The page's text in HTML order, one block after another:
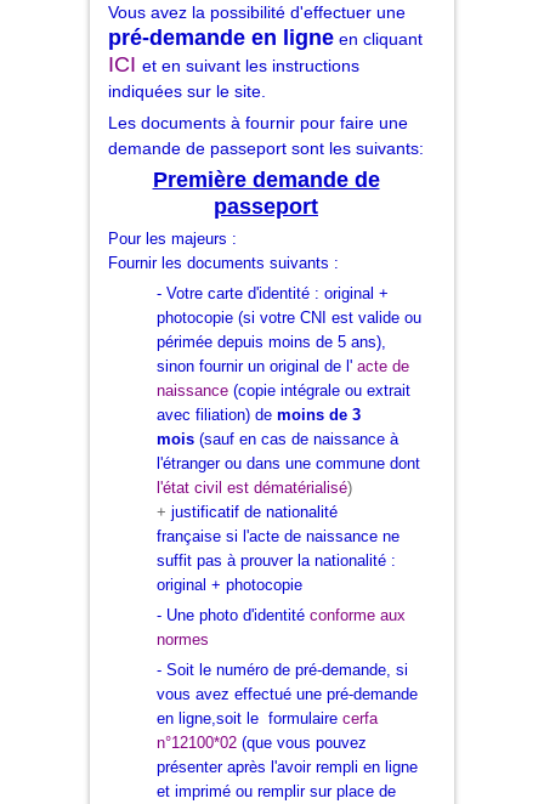
Vous avez la possibilité d'effectuer une
pré-demande en ligne en cliquant
ICI et en suivant les instructions
indiquées sur le site.
Les documents à fournir pour faire une
demande de passeport sont les suivants:
Première demande de
passeport
Pour les majeurs :
Fournir les documents suivants :
- Votre carte d'identité : original +
photocopie (si votre CNI est valide ou
périmée depuis moins de 5 ans),
sinon fournir un original de l' acte de
naissance (copie intégrale ou extrait
avec filiation) de moins de 3
mois (sauf en cas de naissance à
l'étranger ou dans une commune dont
l'état civil est dématérialisé)
+ justificatif de nationalité
française si l'acte de naissance ne
suffit pas à prouver la nationalité :
original + photocopie
- Une photo d'identité conforme aux
normes
- Soit le numéro de pré-demande , si
vous avez effectué une pré-demande
en ligne,soit le formulaire cerfa
n°12100*02 (que vous pouvez
présenter après l'avoir rempli en ligne
et imprimé ou remplir sur place de